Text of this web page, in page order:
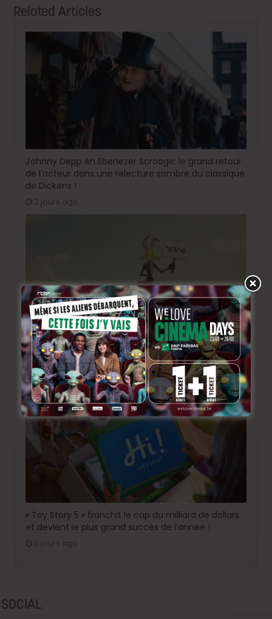
Related Articles
Johnny Depp en Ebenezer Scrooge: le grand retour
de l’acteur dans une relecture sombre du classique
de Dickens !
2 jours ago
« Coyote vs. Acme », le film maudit de Hollywood a
enfin une date de sortie !
4 jours ago
« Toy Story 5 » franchit le cap du milliard de dollars
et devient le plus grand succès de l’année !
SOCIAL